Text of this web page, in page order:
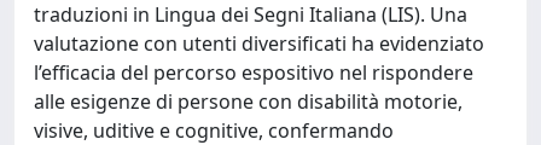
traduzioni in Lingua dei Segni Italiana (LIS). Una
valutazione con utenti diversificati ha evidenziato
l’efficacia del percorso espositivo nel rispondere
alle esigenze di persone con disabilità motorie,
visive, uditive e cognitive, confermando